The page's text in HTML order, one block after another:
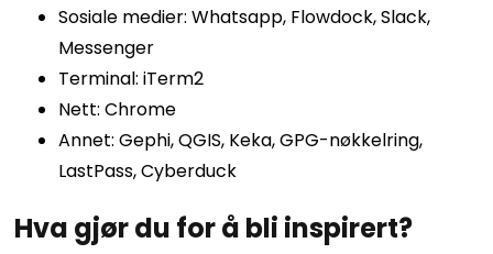
Sosiale medier: Whatsapp, Flowdock, Slack,
Messenger
Terminal: iTerm2
Nett: Chrome
Annet: Gephi, QGIS, Keka, GPG-nøkkelring,
LastPass, Cyberduck
Hva gjør du for å bli inspirert?